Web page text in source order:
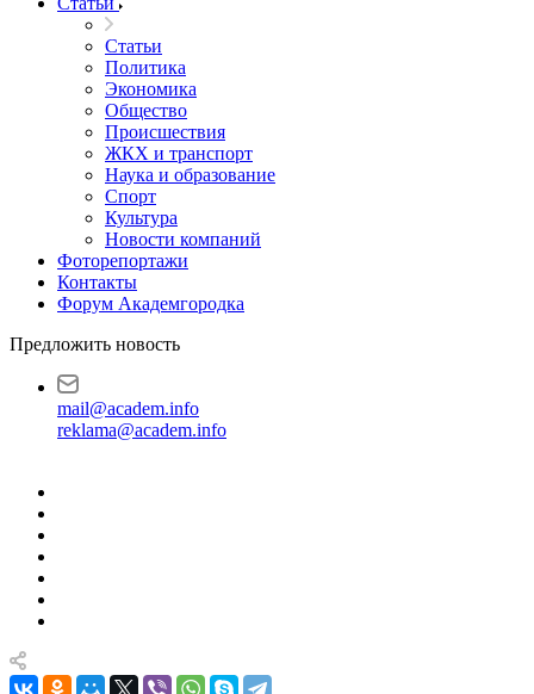
Статьи
Политика
Экономика
Общество
Происшествия
ЖКХ и транспорт
Наука и образование
Спорт
Культура
Новости компаний
Фоторепортажи
Контакты
Форум Академгородка
Предложить новость
mail@academ.info
reklama@academ.info